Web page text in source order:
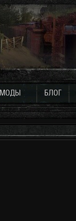
МОДЫ БЛОГ